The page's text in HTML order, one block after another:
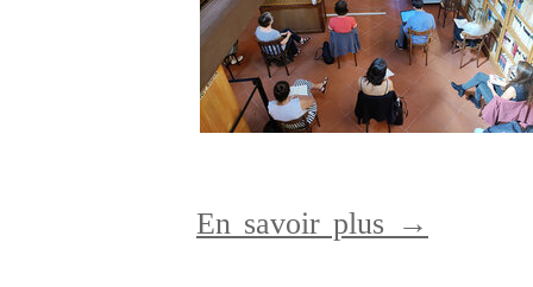
En savoir plus →